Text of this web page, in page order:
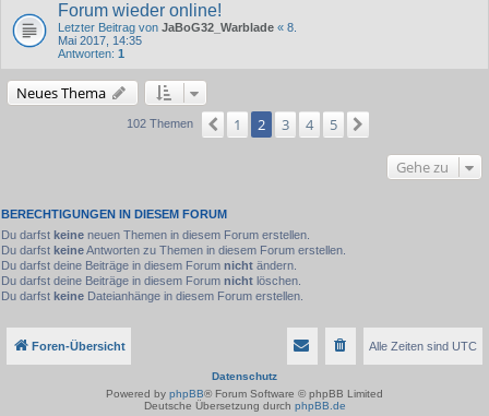
Forum wieder online!
Letzter Beitrag von JaBoG32_Warblade « 8.
Mai 2017, 14:35
Antworten: 1
Neues Thema
102 Themen Vorherige
1 2 3 4 5
Gehe zu
BERECHTIGUNGEN IN DIESEM FORUM
Du darfst keine neuen Themen in diesem Forum erstellen.
Du darfst keineAntworten zu Themen in diesem Forum erstellen.
Du darfst deine Beiträge in diesem Forum nicht ändern.
Du darfst deine Beiträge in diesem Forum nicht löschen.
Du darfst keine Dateianhänge in diesem Forum erstellen.
Foren-Übersicht Alle Zeiten sind UTC
Datenschutz
Powered by phpBB® Forum Software © phpBB Limited
Deutsche Übersetzung durch phpBB.de